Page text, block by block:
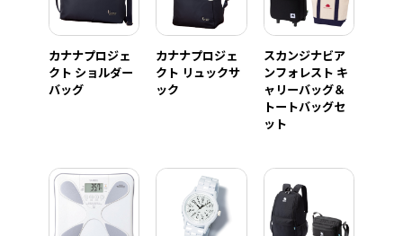
カナナプロジェ
クト ショルダー
バッグ
カナナプロジェ
クト リュックサ
ック
スカンジナビア
ンフォレスト キ
ャリーバッグ＆
トートバッグセ
ット